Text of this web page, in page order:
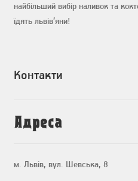
найбільший вибір наливок та
їдять львів’яни!
Контакти
Адреса
м. Львів, вул. Шевська, 8